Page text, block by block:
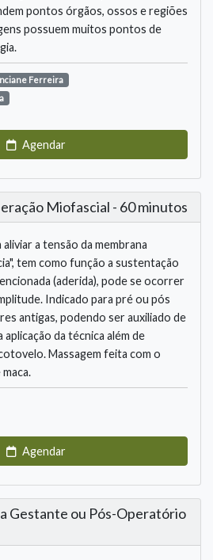
pontos órgãos, ossos e regiões
possuem muitos pontos de
Ferreira
Agendar
Miofascial - 60 minutos
aliviar a tensão da membrana
tem como função a sustentação
(aderida), pode se ocorrer
Indicado para pré ou pós
antigas, podendo ser auxiliado de
aplicação da técnica além de
Massagem feita com o
Agendar
Gestante ou Pós-Operatório